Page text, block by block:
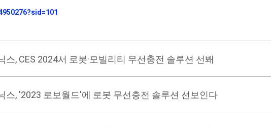
스, CES 2024서 로봇·모빌리티 무선충전 솔루션 선봬
스, '2023 로보월드'에 로봇 무선충전 솔루션 선보인다